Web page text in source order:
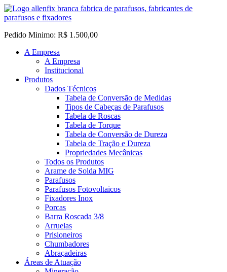
Pedido Minimo: R$ 1.500,00
A Empresa
A Empresa
Institucional
Produtos
Dados Técnicos
Tabela de Conversão de Medidas
Tipos de Cabeças de Parafusos
Tabela de Roscas
Tabela de Torque
Tabela de Conversão de Dureza
Tabela de Tração e Dureza
Propriedades Mecânicas
Todos os Produtos
Arame de Solda MIG
Parafusos
Parafusos Fotovoltaicos
Fixadores Inox
Porcas
Barra Roscada 3/8
Arruelas
Prisioneiros
Chumbadores
Abraçadeiras
Áreas de Atuação